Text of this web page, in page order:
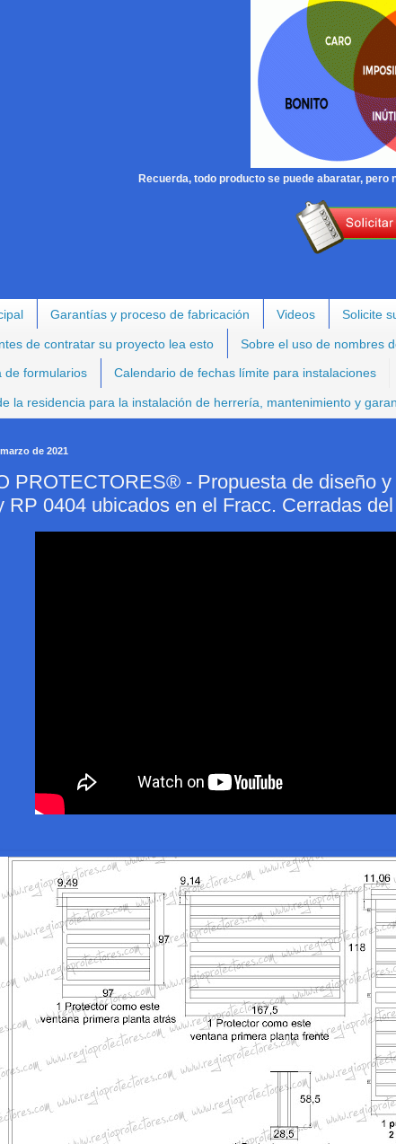
Recuerda, todo producto se puede abaratar,
Garantías y proceso de fabricación Videos Solicite
de contratar su proyecto lea esto Sobre el uso de nombres
de formularios Calendario de fechas límite para instalaciones
la residencia para la instalación de herrería, mantenimiento y
de 2021
PROTECTORES® - Propuesta de diseño
RP 0404 ubicados en el Fracc. Cerradas